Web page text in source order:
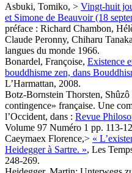
Asbuki, Tomiko, > Vingt-huit
et Simone de Beauvoir (18
préface : Richard Chambon,
Claude Peronny, Chiharu
langues du monde 1966.
Bonardel, Françoise, Existence
bouddhisme zen, dans
L’Harmattan, 2008.
Botz-Bornstein Thorsten,
contingence» française. Une
l’Occident, dans : Revue
Volume 97 Numéro 1 pp. 113-
Caeymaex Florence,> «
Heidegger à Sartre. », Les
248-269.